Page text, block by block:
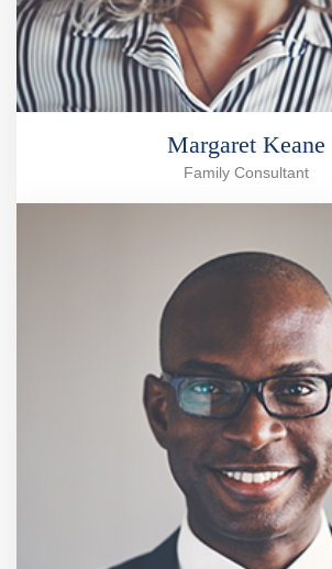
Margaret Keane
Family Consultant